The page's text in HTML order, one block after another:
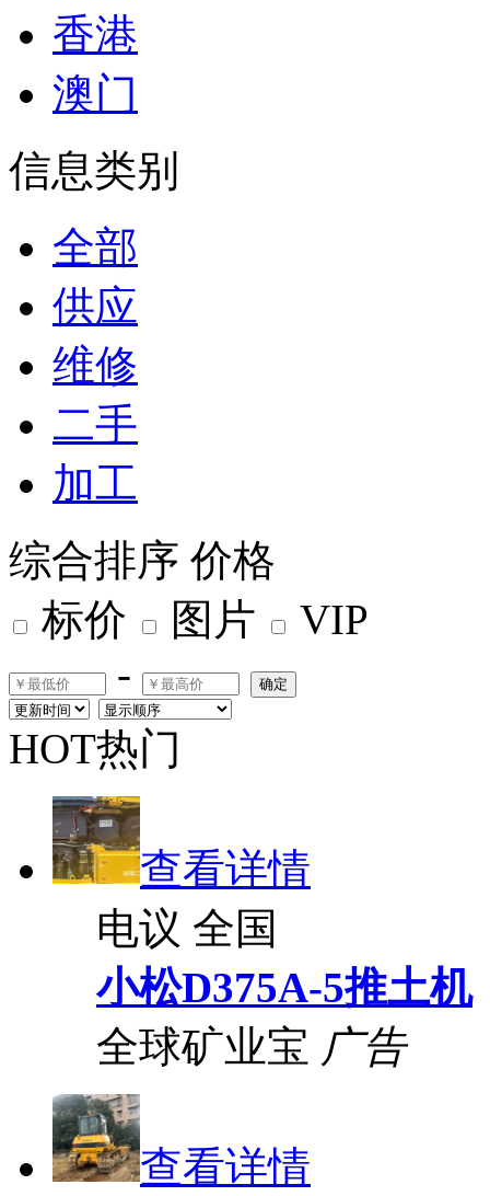
香港
澳门
信息类别
全部
供应
维修
二手
加工
综合排序 价格
标价
图片
VIP
-
确定
HOT热门
查看详情
电议 全国
小松D375A-5推土机
全球矿业宝 广告
查看详情